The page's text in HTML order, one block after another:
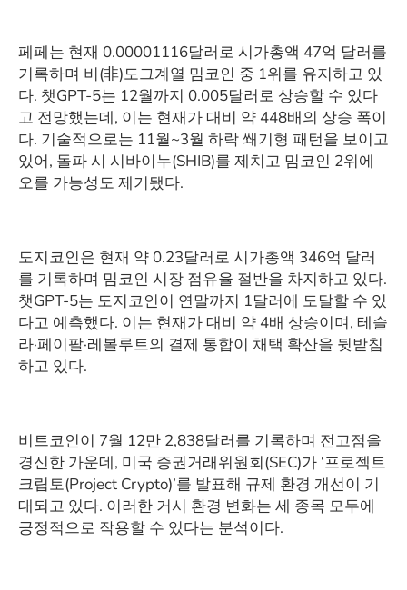
페페는 현재 0.00001116달러로 시가총액 47억 달러를
기록하며 비(非)도그계열 밈코인 중 1위를 유지하고 있
다. 챗GPT-5는 12월까지 0.005달러로 상승할 수 있다
고 전망했는데, 이는 현재가 대비 약 448배의 상승 폭이
다. 기술적으로는 11월~3월 하락 쐐기형 패턴을 보이고
있어, 돌파 시 시바이누(SHIB)를 제치고 밈코인 2위에
오를 가능성도 제기됐다.
도지코인은 현재 약 0.23달러로 시가총액 346억 달러
를 기록하며 밈코인 시장 점유율 절반을 차지하고 있다.
챗GPT-5는 도지코인이 연말까지 1달러에 도달할 수 있
다고 예측했다. 이는 현재가 대비 약 4배 상승이며, 테슬
라·페이팔·레볼루트의 결제 통합이 채택 확산을 뒷받침
하고 있다.
비트코인이 7월 12만 2,838달러를 기록하며 전고점을
경신한 가운데, 미국 증권거래위원회(SEC)가 ‘프로젝트
크립토(Project Crypto)’를 발표해 규제 환경 개선이 기
대되고 있다. 이러한 거시 환경 변화는 세 종목 모두에
긍정적으로 작용할 수 있다는 분석이다.